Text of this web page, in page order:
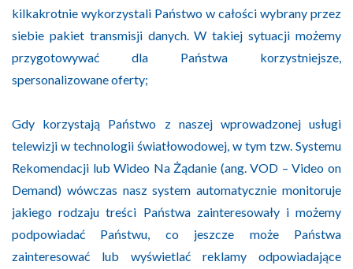
kilkakrotnie wykorzystali Państwo w całości wybrany przez
siebie pakiet transmisji danych. W takiej sytuacji możemy
przygotowywać dla Państwa korzystniejsze,
spersonalizowane oferty;
Gdy korzystają Państwo z naszej wprowadzonej usługi
telewizji w technologii światłowodowej, w tym tzw. Systemu
Rekomendacji lub Wideo Na Żądanie (ang. VOD – Video on
Demand) wówczas nasz system automatycznie monitoruje
jakiego rodzaju treści Państwa zainteresowały i możemy
podpowiadać Państwu, co jeszcze może Państwa
zainteresować lub wyświetlać reklamy odpowiadające